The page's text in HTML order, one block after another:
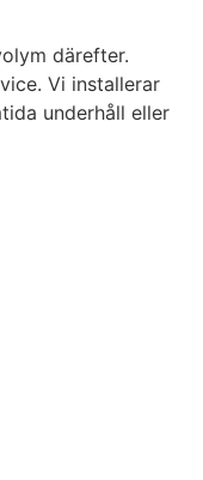
därefter.
Vi installerar
underhåll eller